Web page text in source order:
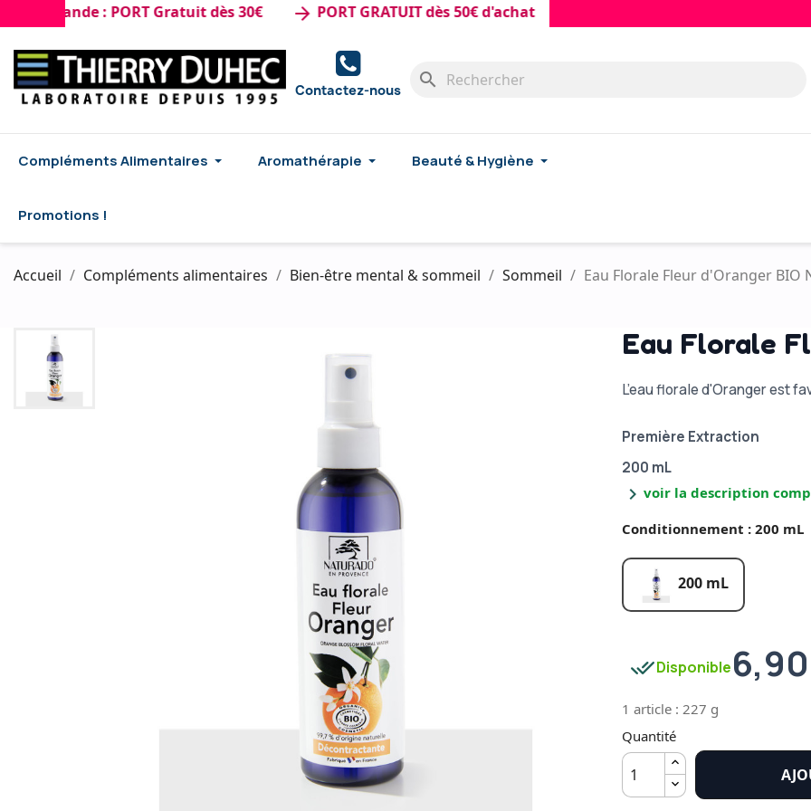
: PORT Gratuit dès 30€ arrow_forward PORT GRATUIT dès 50€ d'achat
Contactez-nous search
Compléments Alimentaires Aromathérapie Beauté & Hygiène
Promotions !
Accueil Compléments alimentaires Bien-être mental & sommeil Sommeil Eau Florale Fleur d'Oranger BIO
Eau Florale
L’eau florale d'Oranger est
Première Extraction
200 mL
chevron_right voir la description
Conditionnement : 200 mL
200 mL
done_allDisponible
1 article : 227 g
Quantité